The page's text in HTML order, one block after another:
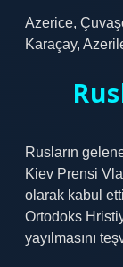
Azerice,
Karaçay,
Rusların
Kiev Prensi
olarak kabul
Ortodoks
yayılmasını